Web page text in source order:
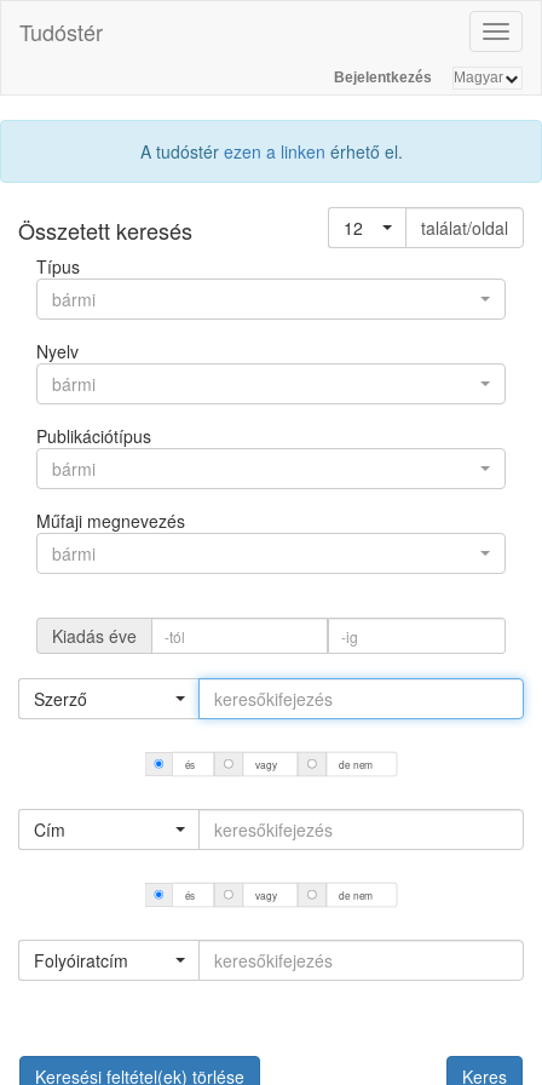
Tudóstér
Bejelentkezés
A tudóstér ezen a linken érhető el.
Összetett keresés 12
találat/oldal
Típus
bármi
Nyelv
bármi
Publikációtípus
bármi
Műfaji megnevezés
bármi
Kiadás éve
Szerző
és vagy de nem
Cím
és vagy de nem
Folyóiratcím
Keresési feltétel(ek) törlése